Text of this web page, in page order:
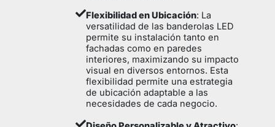
Flexibilidad en Ubicación: La
versatilidad de las banderolas LED
permite su instalación tanto en
fachadas como en paredes
interiores, maximizando su impacto
visual en diversos entornos. Esta
flexibilidad permite una estrategia
de ubicación adaptable a las
necesidades de cada negocio.